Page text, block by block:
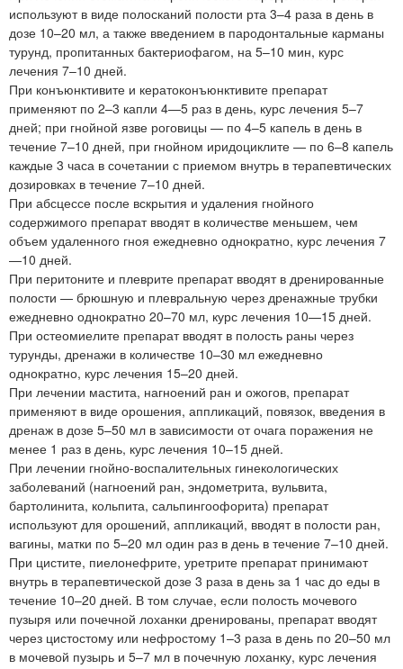
используют в виде полосканий полости рта 3–4 раза в день в
дозе 10–20 мл, а также введением в пародонтальные карманы
турунд, пропитанных бактериофагом, на 5–10 мин, курс
лечения 7–10 дней.
При конъюнктивите и кератоконъюнктивите препарат
применяют по 2–3 капли 4—5 раз в день, курс лечения 5–7
дней; при гнойной язве роговицы — по 4–5 капель в день в
течение 7–10 дней, при гнойном иридоциклите — по 6–8 капель
каждые 3 часа в сочетании с приемом внутрь в терапевтических
дозировках в течение 7–10 дней.
При абсцессе после вскрытия и удаления гнойного
содержимого препарат вводят в количестве меньшем, чем
объем удаленного гноя ежедневно однократно, курс лечения 7
—10 дней.
При перитоните и плеврите препарат вводят в дренированные
полости — брюшную и плевральную через дренажные трубки
ежедневно однократно 20–70 мл, курс лечения 10—15 дней.
При остеомиелите препарат вводят в полость раны через
турунды, дренажи в количестве 10–30 мл ежедневно
однократно, курс лечения 15–20 дней.
При лечении мастита, нагноений ран и ожогов, препарат
применяют в виде орошения, аппликаций, повязок, введения в
дренаж в дозе 5–50 мл в зависимости от очага поражения не
менее 1 раз в день, курс лечения 10–15 дней.
При лечении гнойно-воспалительных гинекологических
заболеваний (нагноений ран, эндометрита, вульвита,
бартолинита, кольпита, сальпингоофорита) препарат
используют для орошений, аппликаций, вводят в полости ран,
вагины, матки по 5–20 мл один раз в день в течение 7–10 дней.
При цистите, пиелонефрите, уретрите препарат принимают
внутрь в терапевтической дозе 3 раза в день за 1 час до еды в
течение 10–20 дней. В том случае, если полость мочевого
пузыря или почечной лоханки дренированы, препарат вводят
через цистостому или нефростому 1–3 раза в день по 20–50 мл
в мочевой пузырь и 5–7 мл в почечную лоханку, курс лечения